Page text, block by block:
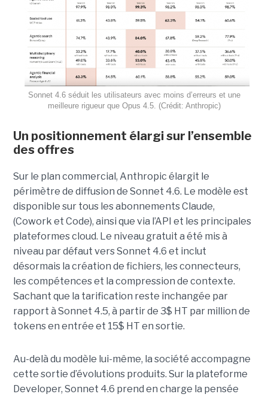
Sonnet 4.6 séduit les utilisateurs avec moins d’erreurs et une
meilleure rigueur que Opus 4.5. (Crédit: Anthropic)
Un positionnement élargi sur l’ensemble
des offres
Sur le plan commercial, Anthropic élargit le
périmètre de diffusion de Sonnet 4.6. Le modèle est
disponible sur tous les abonnements Claude,
(Cowork et Code), ainsi que via l’API et les principales
plateformes cloud. Le niveau gratuit a été mis à
niveau par défaut vers Sonnet 4.6 et inclut
désormais la création de fichiers, les connecteurs,
les compétences et la compression de contexte.
Sachant que la tarification reste inchangée par
rapport à Sonnet 4.5, à partir de 3$ HT par million de
tokens en entrée et 15$ HT en sortie.
Au-delà du modèle lui-même, la société accompagne
cette sortie d’évolutions produits. Sur la plateforme
Developer, Sonnet 4.6 prend en charge la pensée